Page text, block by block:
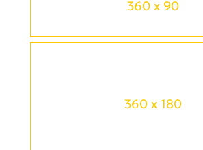
360 x 90
360 x 180